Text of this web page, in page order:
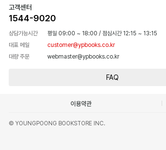
고객센터
1544-9020
상담가능시간 평일 09:00 ~ 18:00 / 점심시간 12:15 ~ 13:15
대표 메일
customer@ypbooks.co.kr
대량 주문
webmaster@ypbooks.co.kr
FAQ
이용약관
© YOUNGPOONG BOOKSTORE INC.